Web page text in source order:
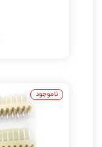
ناموجود